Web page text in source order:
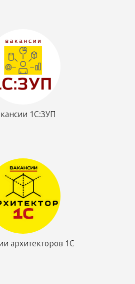
1С:ЗУП
архитекторов 1С